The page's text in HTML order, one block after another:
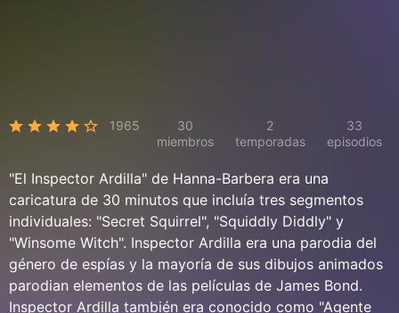
1965
30
miembros
2
temporadas
33
episodios
"El Inspector Ardilla" de Hanna-Barbera era una
caricatura de 30 minutos que incluía tres segmentos
individuales: "Secret Squirrel", "Squiddly Diddly" y
"Winsome Witch". Inspector Ardilla era una parodia del
género de espías y la mayoría de sus dibujos animados
parodian elementos de las películas de James Bond.
Inspector Ardilla también era conocido como "Agente